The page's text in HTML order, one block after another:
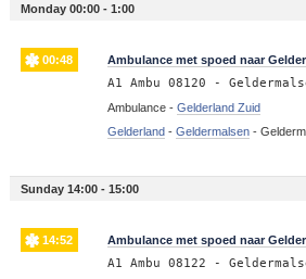
Monday 00:00 - 1:00
00:48 Ambulance met spoed naar
A1 Ambu 08120 -
Ambulance - Gelderland Zuid
Gelderland - Geldermalsen-
Sunday 14:00 - 15:00
14:52 Ambulance met spoed naar
A1 Ambu 08122 -